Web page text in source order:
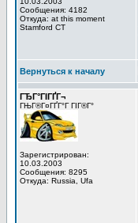
Сообщения: 4182
Откуда: at this moment
Stamford CT
Вернуться к началу
ГЂГ°ГІГҐГ¬
ГЊГ®Г¤ГҐГ°Г ГІГ®Г°
Зарегистрирован:
10.03.2003
Сообщения: 8295
Откуда: Russia, Ufa